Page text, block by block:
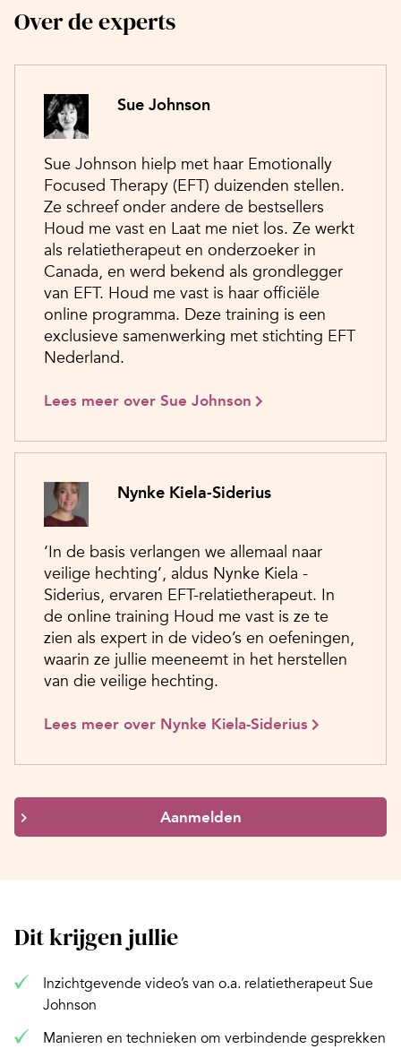
Over de experts
Sue Johnson
Sue Johnson hielp met haar Emotionally
Focused Therapy (EFT) duizenden stellen.
Ze schreef onder andere de bestsellers
Houd me vast en Laat me niet los. Ze werkt
als relatietherapeut en onder­zoeker in
Canada, en werd bekend als grondlegger
van EFT. Houd me vast is haar officiële
online programma. Deze training is een
exclusieve samenwerking met stichting EFT
Nederland.
Lees meer over Sue Johnson
Nynke Kiela-Siderius
‘In de basis verlangen we allemaal naar
veilige hechting’, aldus Nynke Kiela -
Siderius, ervaren EFT-relatietherapeut. In
de online training Houd me vast is ze te
zien als expert in de video’s en oefeningen,
waarin ze jullie meeneemt in het herstellen
van die veilige hechting.
Lees meer over Nynke Kiela-Siderius
Aanmelden
Dit krijgen jullie
Inzichtgevende video’s van o.a. relatietherapeut Sue
Johnson
Manieren en technieken om verbindende gesprekken